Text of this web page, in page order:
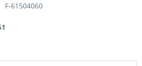
F-61504060